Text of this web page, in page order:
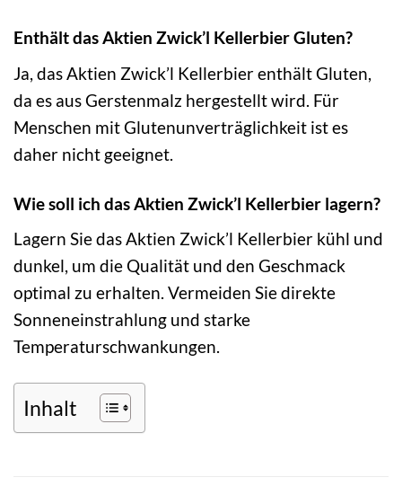
Enthält das Aktien Zwick’l Kellerbier Gluten?
Ja, das Aktien Zwick’l Kellerbier enthält Gluten,
da es aus Gerstenmalz hergestellt wird. Für
Menschen mit Glutenunverträglichkeit ist es
daher nicht geeignet.
Wie soll ich das Aktien Zwick’l Kellerbier lagern?
Lagern Sie das Aktien Zwick’l Kellerbier kühl und
dunkel, um die Qualität und den Geschmack
optimal zu erhalten. Vermeiden Sie direkte
Sonneneinstrahlung und starke
Temperaturschwankungen.
Inhalt